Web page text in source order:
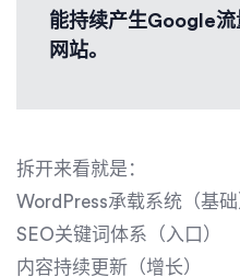
能持续产生Google流
网站。
拆开来看就是：
WordPress承载系统（基础
SEO关键词体系（入口）
内容持续更新（增长）